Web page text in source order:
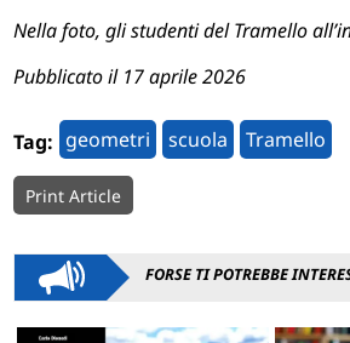
Nella foto, gli studenti del Tramello
Pubblicato il 17 aprile 2026
Tag: geometri scuola Tramello
Print Article
FORSE TI POTREBBE